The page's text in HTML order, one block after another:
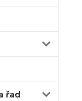
řad